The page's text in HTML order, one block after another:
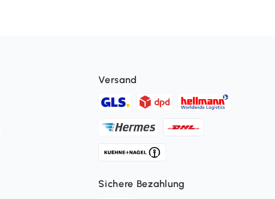
Versand
Sichere Bezahlung